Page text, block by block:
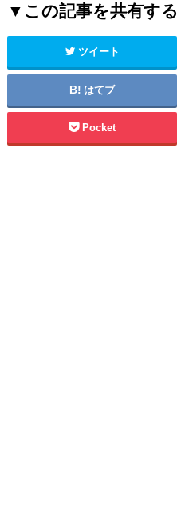
▼この記事を共有する
ツイート
はてブ
Pocket